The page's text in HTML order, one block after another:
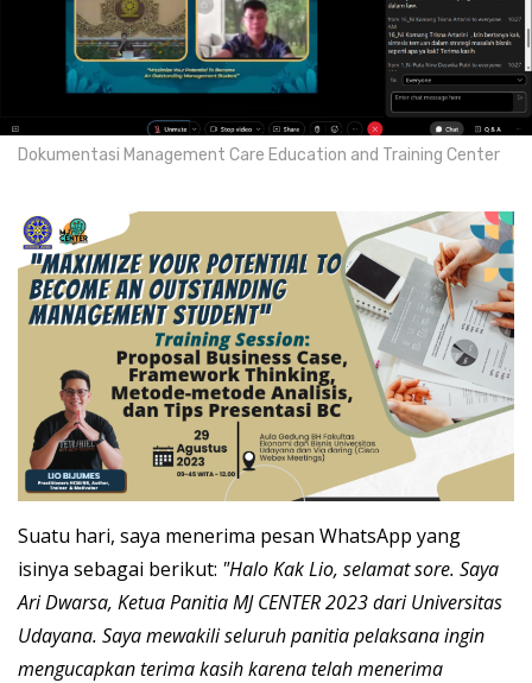
Dokumentasi Management Care Education and Training Center
Suatu hari, saya menerima pesan WhatsApp yang
isinya sebagai berikut: "Halo Kak Lio, selamat sore. Saya
Ari Dwarsa, Ketua Panitia MJ CENTER 2023 dari Universitas
Udayana. Saya mewakili seluruh panitia pelaksana ingin
mengucapkan terima kasih karena telah menerima